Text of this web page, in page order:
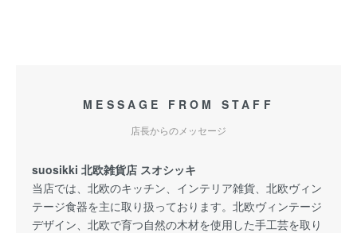
MESSAGE FROM STAFF
店長からのメッセージ
suosikki 北欧雑貨店 スオシッキ
当店では、北欧のキッチン、インテリア雑貨、北欧ヴィン
テージ食器を主に取り扱っております。北欧ヴィンテージ
デザイン、北欧で育つ自然の木材を使用した手工芸を取り